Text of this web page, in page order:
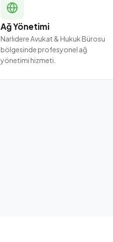
Ağ Yönetimi
Narlıdere Avukat & Hukuk Bürosu
bölgesinde profesyonel ağ
yönetimi hizmeti.